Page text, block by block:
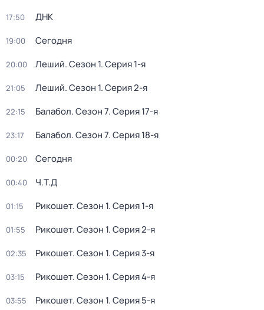
17:50 ДНК
19:00 Сегодня
20:00 Леший. Сезон 1. Серия 1-я
21:05 Леший. Сезон 1. Серия 2-я
22:15 Балабол. Сезон 7. Серия 17-я
23:17 Балабол. Сезон 7. Серия 18-я
00:20 Сегодня
00:40 Ч.T.Д
01:15 Рикошет. Сезон 1. Серия 1-я
01:55 Рикошет. Сезон 1. Серия 2-я
02:35 Рикошет. Сезон 1. Серия 3-я
03:15 Рикошет. Сезон 1. Серия 4-я
03:55 Рикошет. Сезон 1. Серия 5-я